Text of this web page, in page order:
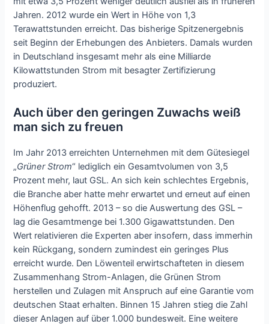
Jahren. 2012 wurde ein Wert in Höhe von 1,3
Terawattstunden erreicht. Das bisherige Spitzenergebnis
seit Beginn der Erhebungen des Anbieters. Damals wurden
in Deutschland insgesamt mehr als eine Milliarde
Kilowattstunden Strom mit besagter Zertifizierung
produziert.
Auch über den geringen Zuwachs weiß
man sich zu freuen
Im Jahr 2013 erreichten Unternehmen mit dem Gütesiegel
„Grüner Strom“ lediglich ein Gesamtvolumen von 3,5
Prozent mehr, laut GSL. An sich kein schlechtes Ergebnis,
die Branche aber hatte mehr erwartet und erneut auf einen
Höhenflug gehofft. 2013 – so die Auswertung des GSL –
lag die Gesamtmenge bei 1.300 Gigawattstunden. Den
Wert relativieren die Experten aber insofern, dass immerhin
kein Rückgang, sondern zumindest ein geringes Plus
erreicht wurde. Den Löwenteil erwirtschafteten in diesem
Zusammenhang Strom-Anlagen, die Grünen Strom
herstellen und Zulagen mit Anspruch auf eine Garantie vom
deutschen Staat erhalten. Binnen 15 Jahren stieg die Zahl
dieser Anlagen auf über 1.000 bundesweit. Eine weitere